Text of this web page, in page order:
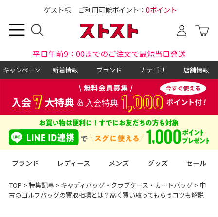
ゲスト様 ご利用可能ポイント： 0ポイント
平日午前9：00までのご注文で最短当日発送
キャンペーン 新着情報 ブランド カテゴリ 店舗情報
ブランド レディース メンズ グッズ セール
TOP >特集記事> キャディバッグ・クラブケース・カートバッグ> 中
古のゴルフバッグの買取相場とは？高く買い取ってもらうコツも解説